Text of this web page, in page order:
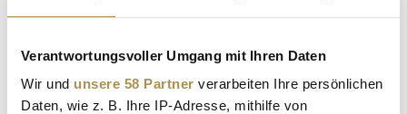
Verantwortungsvoller Umgang mit Ihren Daten
Wir und unsere 58 Partner verarbeiten Ihre persönlichen
Daten, wie z. B. Ihre IP-Adresse, mithilfe von